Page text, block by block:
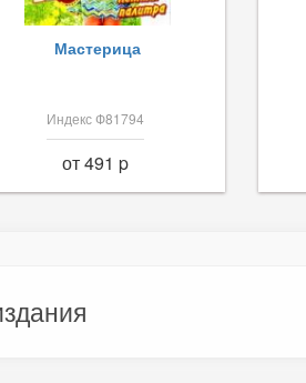
Мастерица
Индекс Ф81794
от 491 p